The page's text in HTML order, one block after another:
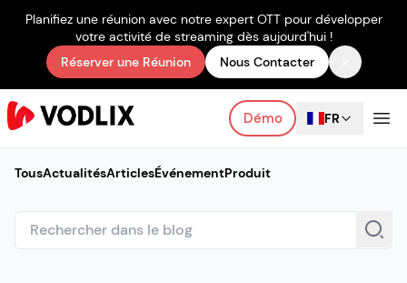
Planifiez une réunion avec notre expert OTT pour développer
votre activité de streaming dès aujourd'hui !
Réserver une Réunion
Nous Contacter
Démo FR
TousActualitésArticlesÉvénementProduit